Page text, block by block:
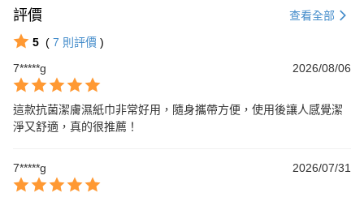
評價 查看全部
5 ( 7 則評價 )
7*****g
2026/08/06
這款抗菌潔膚濕紙巾非常好用，隨身攜帶方便，使用後讓人感覺潔
淨又舒適，真的很推薦！
7*****g 2026/07/31